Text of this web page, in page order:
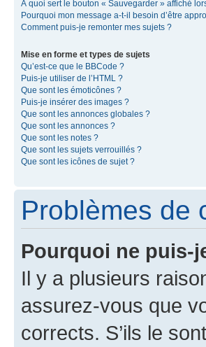
À quoi sert le bouton « Sauvegarder » affiché
Pourquoi mon message a-t-il besoin d’être
Comment puis-je remonter mes sujets ?
Mise en forme et types de sujets
Qu’est-ce que le BBCode ?
Puis-je utiliser de l’HTML ?
Que sont les émoticônes ?
Puis-je insérer des images ?
Que sont les annonces globales ?
Que sont les annonces ?
Que sont les notes ?
Que sont les sujets verrouillés ?
Que sont les icônes de sujet ?
Problèmes de
Pourquoi ne puis-
Il y a plusieurs
assurez-vous que
corrects. S’ils le